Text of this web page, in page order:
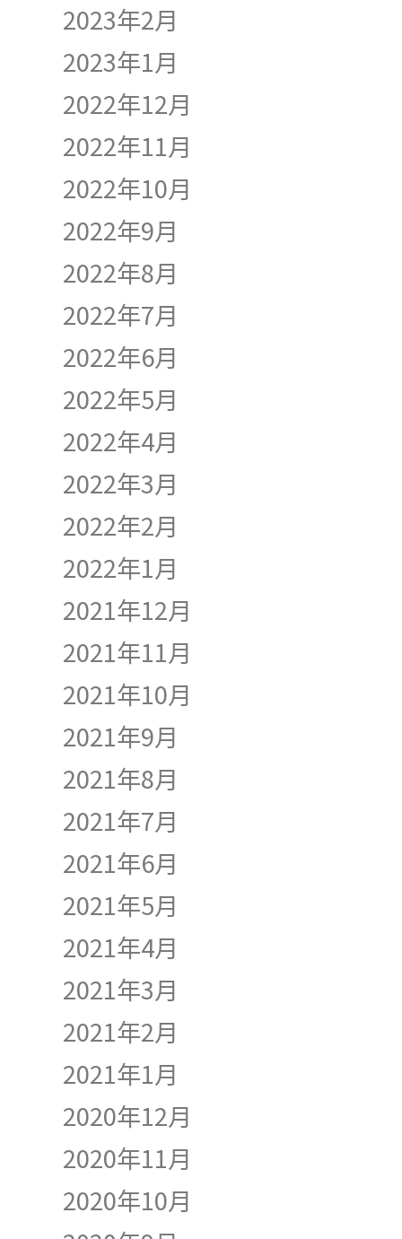
2023年2月
2023年1月
2022年12月
2022年11月
2022年10月
2022年9月
2022年8月
2022年7月
2022年6月
2022年5月
2022年4月
2022年3月
2022年2月
2022年1月
2021年12月
2021年11月
2021年10月
2021年9月
2021年8月
2021年7月
2021年6月
2021年5月
2021年4月
2021年3月
2021年2月
2021年1月
2020年12月
2020年11月
2020年10月